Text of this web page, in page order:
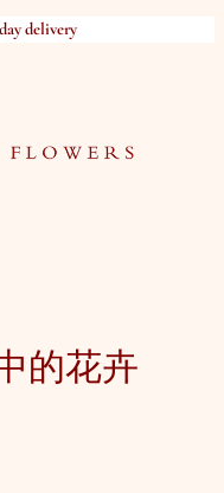
delivery
的花卉